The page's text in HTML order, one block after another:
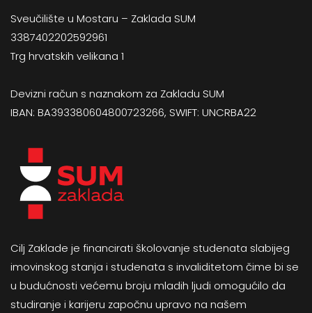
Sveučilište u Mostaru – Zaklada SUM
3387402202592961
Trg hrvatskih velikana 1
Devizni račun s naznakom za Zakladu SUM
IBAN: BA393380604800723266, SWIFT: UNCRBA22
Cilj Zaklade je financirati školovanje studenata slabijeg
imovinskog stanja i studenata s invaliditetom čime bi se
u budućnosti većemu broju mladih ljudi omogućilo da
studiranje i karijeru započnu upravo na našem